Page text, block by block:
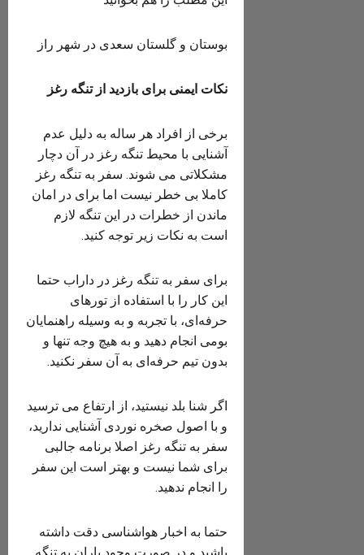
بوستان و گلستان سعدی در شهر راز
نکات ایمنی برای بازدید از تنگه رغز
برخی از افراد هر ساله به دلیل عدم
آشنایی با محیط تنگه رغز در آن دچار
مشکلاتی می شوند. سفر به تنگه رغز
کاملا بی خطر نیست اما برای در امان
ماندن از خطرات در این تنگه لازم
است به نکات زیر توجه کنید.
برای سفر به تنگه رغز در داراب حتما
این کار را با استفاده از تورهای
حرفه‌ای، با تجربه و به وسیله راهنمایان
بومی انجام دهید و به هیچ وجه تنها و
بدون تیم حرفه‌ای به آن سفر نکنید.
اگر شنا بلد نیستید، از ارتفاع می ترسید
و با اصول صخره نوردی آشنایی ندارید،
سفر به تنگه رغز اصلا برنامه جالبی
برای شما نیست و بهتر است این سفر
را انجام ندهید.
حتما به اخبار هواشناسی دقت داشته
باشید و در صورت وجود باران به تنگه